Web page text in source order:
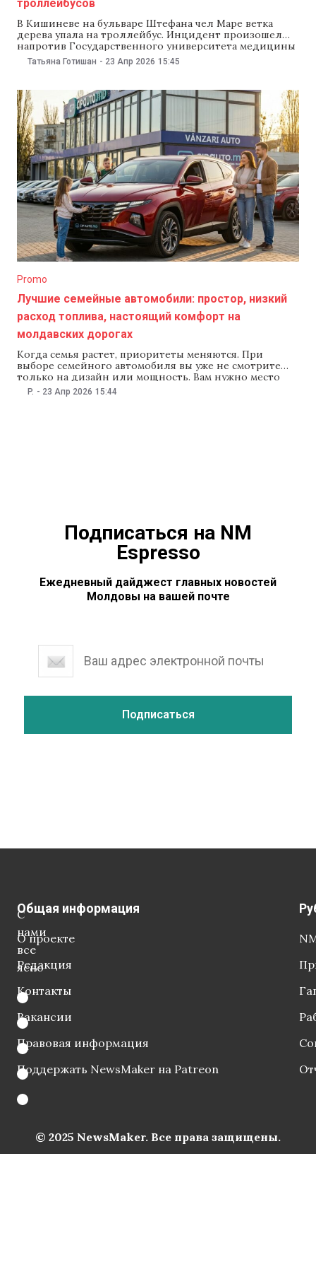
троллейбусов
В Кишиневе на бульваре Штефана чел Маре ветка
дерева упала на троллейбус. Инцидент произошел
напротив Государственного университета медицины
и фармации им. Николая Тестемицану. В мэрии
заявили, что причиной стал сильный ветер. «Все
пострадал. (…) Мэрия Кишинева в очередной раз
обращает внимание, что при
Татьяна Готишан - 23 Апр 2026 15:45
Promo
Лучшие семейные автомобили: простор, низкий
расход топлива, настоящий комфорт на
молдавских дорогах
Когда семья растет, приоритеты меняются. При
выборе семейного автомобиля вы уже не смотрите
только на дизайн или мощность. Вам нужно место
сзади для детей, вместительный багажник,
приемлемый расход топлива и высокий дорожный
P. - 23 Апр 2026 15:44
Подписаться на NM
Espresso
Ежедневный дайджест главных новостей
Молдовы на вашей почте
С
нами
все
ясно
Общая информация
О проекте
Редакция
Контакты
Вакансии
Правовая информация
Поддержать NewsMaker на Patreon
© 2025 NewsMaker. Все права защищены.